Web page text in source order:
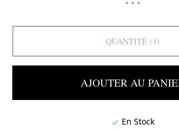
QUANTITÉ 1
AJOUTER AU
 En Stock